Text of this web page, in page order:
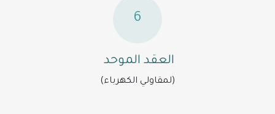
6
العقد الموحد
(لمقاولي الكهرباء)